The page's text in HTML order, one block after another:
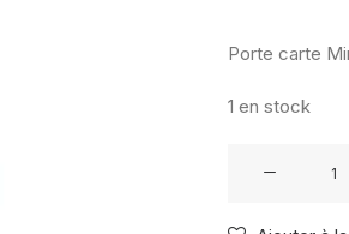
Porte carte
1 en stock